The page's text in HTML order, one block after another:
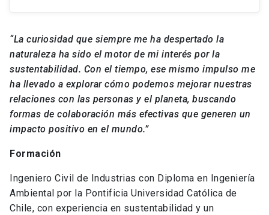
“La curiosidad que siempre me ha despertado la
naturaleza ha sido el motor de mi interés por la
sustentabilidad. Con el tiempo, ese mismo impulso me
ha llevado a explorar cómo podemos mejorar nuestras
relaciones con las personas y el planeta, buscando
formas de colaboración más efectivas que generen un
impacto positivo en el mundo.”
Formación
Ingeniero Civil de Industrias con Diploma en Ingeniería
Ambiental por la Pontificia Universidad Católica de
Chile, con experiencia en sustentabilidad y un